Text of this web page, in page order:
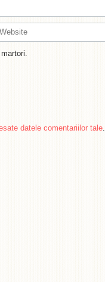
datele comentariilor tale.